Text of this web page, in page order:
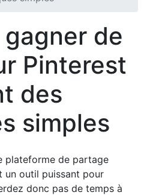
de
Pinterest
des
simples
plateforme de partage
un outil puissant pour
donc pas de temps à